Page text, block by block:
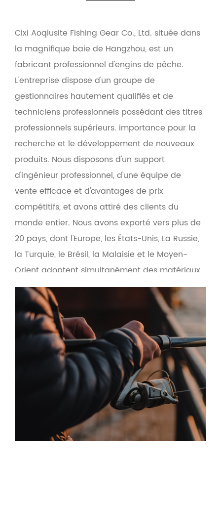
Cixi Aoqiusite Fishing Gear Co., Ltd. située dans
la magnifique baie de Hangzhou, est un
fabricant professionnel d'engins de pêche.
L'entreprise dispose d'un groupe de
gestionnaires hautement qualifiés et de
techniciens professionnels possédant des titres
professionnels supérieurs. importance pour la
recherche et le développement de nouveaux
produits. Nous disposons d'un support
d'ingénieur professionnel, d'une équipe de
vente efficace et d'avantages de prix
compétitifs, et avons attiré des clients du
monde entier. Nous avons exporté vers plus de
20 pays, dont l'Europe, les États-Unis, La Russie,
la Turquie, le Brésil, la Malaisie et le Moyen-
Orient adoptent simultanément des matériaux
écologiques respectueux de l'environnement
pour rendre l'interface homme-machine plus
conviviale. Basée sur le principe de la qualité
et du service d'abord, la société fournit des
OEM et des produits. services de vente en gros
pour les fournisseurs d'engins de pêche, le
commerce électronique d'engins de pêche et
les fabricants transfrontaliers d'engins de